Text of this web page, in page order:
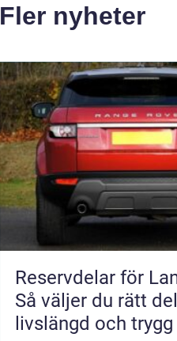
Fler nyheter
Reservdelar för
Så väljer du rätt
livslängd och